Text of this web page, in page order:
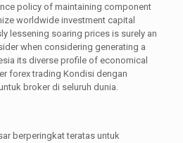
policy of maintaining component
worldwide investment capital
lessening soaring prices is surely an
when considering generating a
its diverse profile of economical
forex trading Kondisi dengan
broker di seluruh dunia.
berperingkat teratas untuk